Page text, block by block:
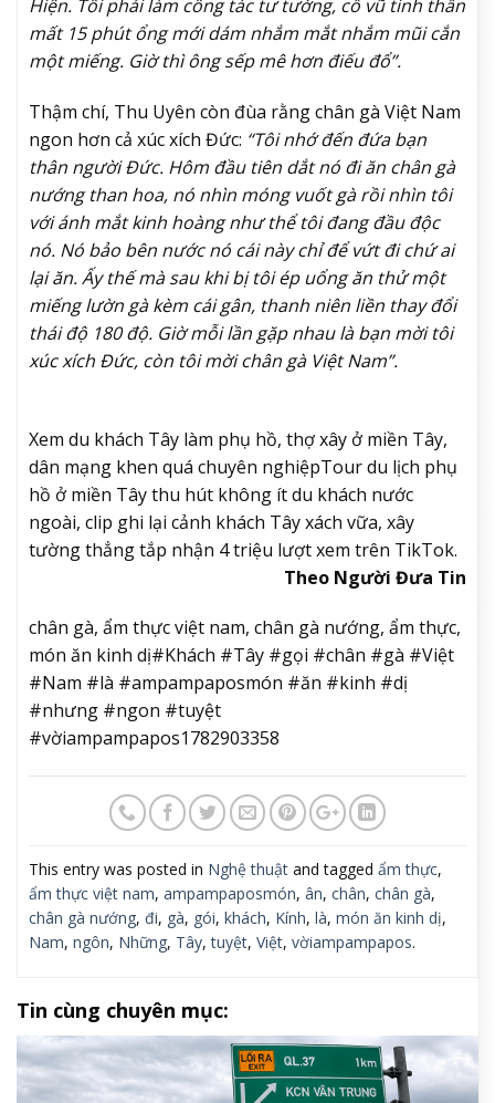
Hiện. Tôi phải làm công tác tư tưởng, cổ vũ tinh thần
mất 15 phút ổng mới dám nhắm mắt nhắm mũi cắn
một miếng. Giờ thì ông sếp mê hơn điếu đổ”.
Thậm chí, Thu Uyên còn đùa rằng chân gà Việt Nam
ngon hơn cả xúc xích Đức: “Tôi nhớ đến đứa bạn
thân người Đức. Hôm đầu tiên dắt nó đi ăn chân gà
nướng than hoa, nó nhìn móng vuốt gà rồi nhìn tôi
với ánh mắt kinh hoàng như thể tôi đang đầu độc
nó. Nó bảo bên nước nó cái này chỉ để vứt đi chứ ai
lại ăn. Ấy thế mà sau khi bị tôi ép uổng ăn thử một
miếng lườn gà kèm cái gân, thanh niên liền thay đổi
thái độ 180 độ. Giờ mỗi lần gặp nhau là bạn mời tôi
xúc xích Đức, còn tôi mời chân gà Việt Nam”.
Xem du khách Tây làm phụ hồ, thợ xây ở miền Tây,
dân mạng khen quá chuyên nghiệpTour du lịch phụ
hồ ở miền Tây thu hút không ít du khách nước
ngoài, clip ghi lại cảnh khách Tây xách vữa, xây
tường thẳng tắp nhận 4 triệu lượt xem trên TikTok.
Theo Người Đưa Tin
chân gà, ẩm thực việt nam, chân gà nướng, ẩm thực,
món ăn kinh dị#Khách #Tây #gọi #chân #gà #Việt
#Nam #là #ampampaposmón #ăn #kinh #dị
#nhưng #ngon #tuyệt
#vờiampampapos1782903358
This entry was posted in Nghệ thuật and tagged ẩm thực,
ẩm thực việt nam, ampampaposmón, ân, chân, chân gà,
chân gà nướng, đi, gà, gói, khách, Kính, là, món ăn kinh dị,
Nam, ngôn, Những, Tây,tuyệt, Việt, vờiampampapos.
Tin cùng chuyên mục: